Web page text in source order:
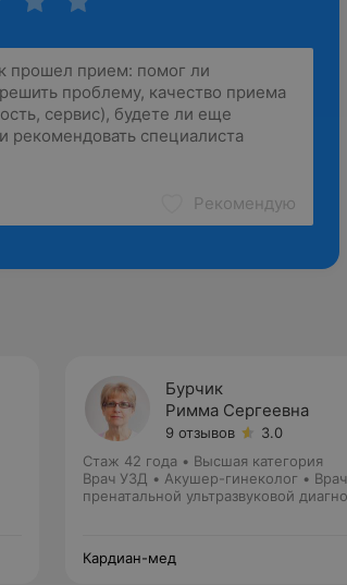
Рекомендую
Бурчик
Римма Сергеевна
9 отзывов
3.0
Стаж 42 года • Высшая категория
Врач УЗД • Акушер-гинеколог • Врач
пренатальной ультразвуковой
Кардиан-мед